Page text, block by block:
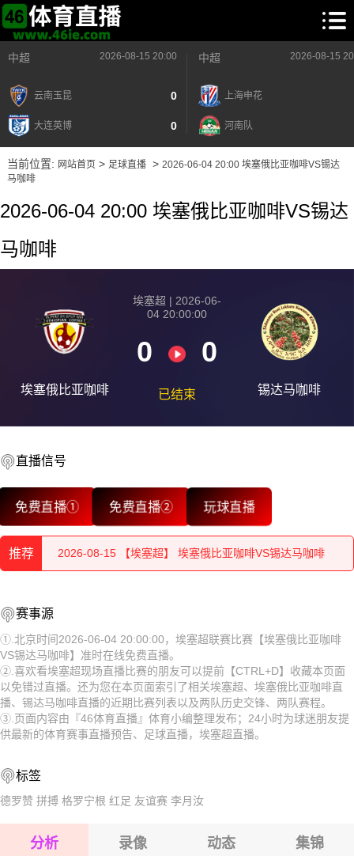
中超 2026-08-15 20:00
云南玉昆 0
大连英博 0
中超 2026-08-15
上海申花
河南队
当前位置: 网站首页> 足球直播> 2026-06-04 20:00 埃塞俄比亚咖啡VS锡达
马咖啡
2026-06-04 20:00 埃塞俄比亚咖啡VS锡达
马咖啡
埃塞俄比亚咖啡
埃塞超 | 2026-06-
04 20:00:00
0 0
已结束 锡达马咖啡
直播信号
免费直播① 免费直播② 玩球直播
推荐
2026-08-15 【埃塞超】 埃塞俄比亚咖啡VS锡达马咖啡
2026-08-15 【埃塞超】 埃塞俄比亚咖啡VS锡达马咖啡
2026-08-15 【埃塞超】 埃塞俄比亚咖啡VS锡达马咖啡
2026-08-15 【埃塞超】 埃塞俄比亚咖啡VS锡达马咖啡
2026-08-15 【埃塞超】 埃塞俄比亚咖啡VS锡达马咖啡
2026-08-15 【埃塞超】 埃塞俄比亚咖啡VS锡达马咖啡
2026-08-15 【埃塞超】 埃塞俄比亚咖啡VS锡达马咖啡
2026-08-15 【埃塞超】 埃塞俄比亚咖啡VS锡达马咖啡
2026-08-15 【埃塞超】 埃塞俄比亚咖啡VS锡达马咖啡
2026-08-15 【埃塞超】 埃塞俄比亚咖啡VS锡达马咖啡
赛事源
①.北京时间2026-06-04 20:00:00，埃塞超联赛比赛【埃塞俄比亚咖啡
VS锡达马咖啡】准时在线免费直播。
②.喜欢看埃塞超现场直播比赛的朋友可以提前【CTRL+D】收藏本页面
以免错过直播。还为您在本页面索引了相关埃塞超、埃塞俄比亚咖啡直
播、锡达马咖啡直播的近期比赛列表以及两队历史交锋、两队赛程。
③.页面内容由『46体育直播』体育小编整理发布；24小时为球迷朋友提
供最新的体育赛事直播预告、足球直播，埃塞超直播。
标签
德罗赞 拼搏 格罗宁根 红足 友谊赛 李月汝
分析 录像 动态 集锦